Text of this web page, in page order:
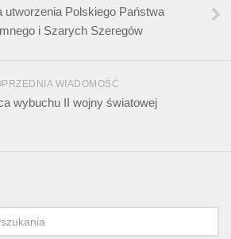
utworzenia Polskiego Państwa
i Szarych Szeregów
WIADOMOŚĆ
wybuchu II wojny światowej